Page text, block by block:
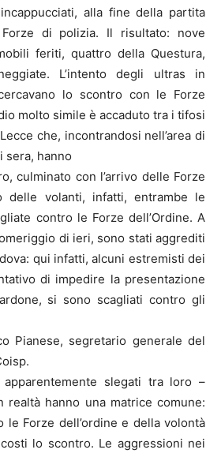
alla fine della partita
di polizia. Il risultato: nove
feriti, quattro della Questura,
L’intento degli ultras in
lo scontro con le Forze
molto simile è accaduto tra i tifosi
che, incontrandosi nell’area di
sera, hanno
culminato con l’arrivo delle Forze
delle volanti, infatti, entrambe le
contro le Forze dell’Ordine. A
di ieri, sono stati aggrediti
qui infatti, alcuni estremisti dei
di impedire la presentazione
si sono scagliati contro gli
Pianese, segretario generale del
slegati tra loro –
realtà hanno una matrice comune:
le Forze dell’ordine e della volontà
lo scontro. Le aggressioni nei